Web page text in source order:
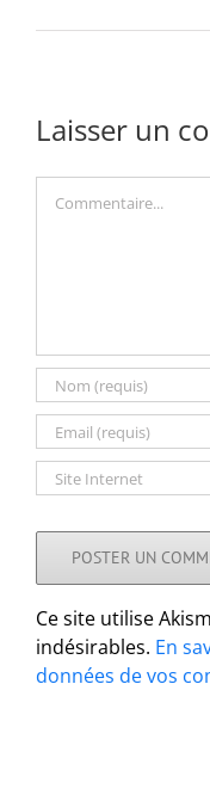
Laisser un
Ce site utilise
indésirables. En
données de vos